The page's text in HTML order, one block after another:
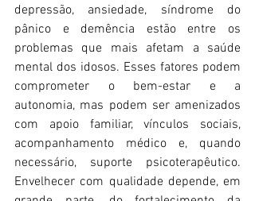
depressão, ansiedade, síndrome do
pânico e demência estão entre os
problemas que mais afetam a saúde
mental dos idosos. Esses fatores podem
comprometer o bem-estar e a
autonomia, mas podem ser amenizados
com apoio familiar, vínculos sociais,
acompanhamento médico e, quando
necessário, suporte psicoterapêutico.
Envelhecer com qualidade depende, em